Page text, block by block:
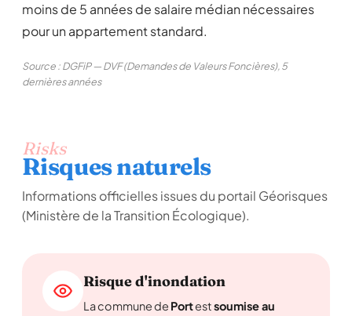
moins de 5 années de salaire médian nécessaires
pour un appartement standard.
Source : DGFiP — DVF (Demandes de Valeurs Foncières), 5
dernières années
Risks
Risques naturels
Informations officielles issues du portail Géorisques
(Ministère de la Transition Écologique).
Risque d'inondation
La commune de Portestsoumise au